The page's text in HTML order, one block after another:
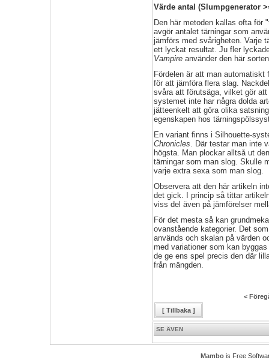
Värde antal (Slumpgenerator
Den här metoden kallas ofta för
avgör antalet tärningar som
jämförs med svårigheten. Varje
ett lyckat resultat. Ju fler
Vampire använder den här
Fördelen är att man
för att jämföra flera slag.
svåra att förutsäga, vilket gör
systemet inte har några dolda
jätteenkelt att göra olika
egenskapen hos
En variant finns i Silhouette-
Chronicles . Där testar man inte
högsta. Man plockar alltså ut
tärningar som man slog. Skulle
varje extra sexa som man slog.
Observera att den här artikeln
det gick. I princip så tittar
viss del även på jämförelser
För det mesta så kan
ovanstående kategorier. Det
används och skalan på värden
med variationer som kan
de ge ens spel precis den där
från mängden.
<
[ Tillbaka ]
SE ÄVEN
Mambois Free